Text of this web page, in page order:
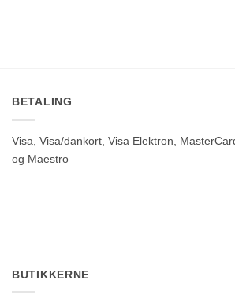
BETALING
Visa, Visa/dankort, Visa Elektron,
og Maestro
BUTIKKERNE